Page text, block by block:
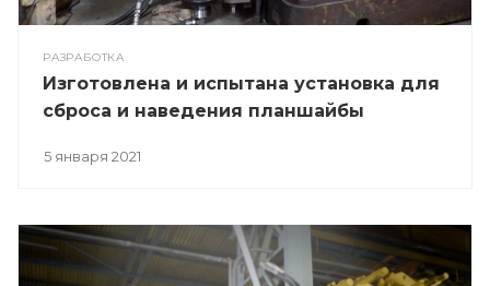
РАЗРАБОТКА
Изготовлена и испытана установка для
сброса и наведения планшайбы
5 января 2021